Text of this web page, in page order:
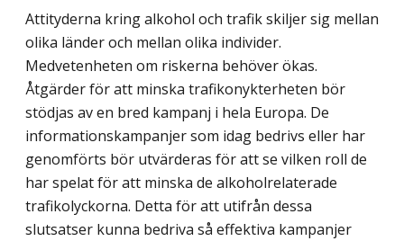
Attityderna kring alkohol och trafik skiljer sig mellan
olika länder och mellan olika individer.
Medvetenheten om riskerna behöver ökas.
Åtgärder för att minska trafikonykterheten bör
stödjas av en bred kampanj i hela Europa. De
informationskampanjer som idag bedrivs eller har
genomförts bör utvärderas för att se vilken roll de
har spelat för att minska de alkoholrelaterade
trafikolyckorna. Detta för att utifrån dessa
slutsatser kunna bedriva så effektiva kampanjer